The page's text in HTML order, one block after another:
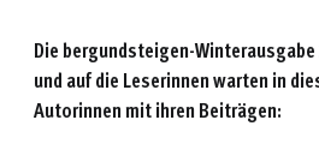
Die bergundsteigen-
und auf die Leserinnen warten in
Autorinnen mit ihren Beiträgen: